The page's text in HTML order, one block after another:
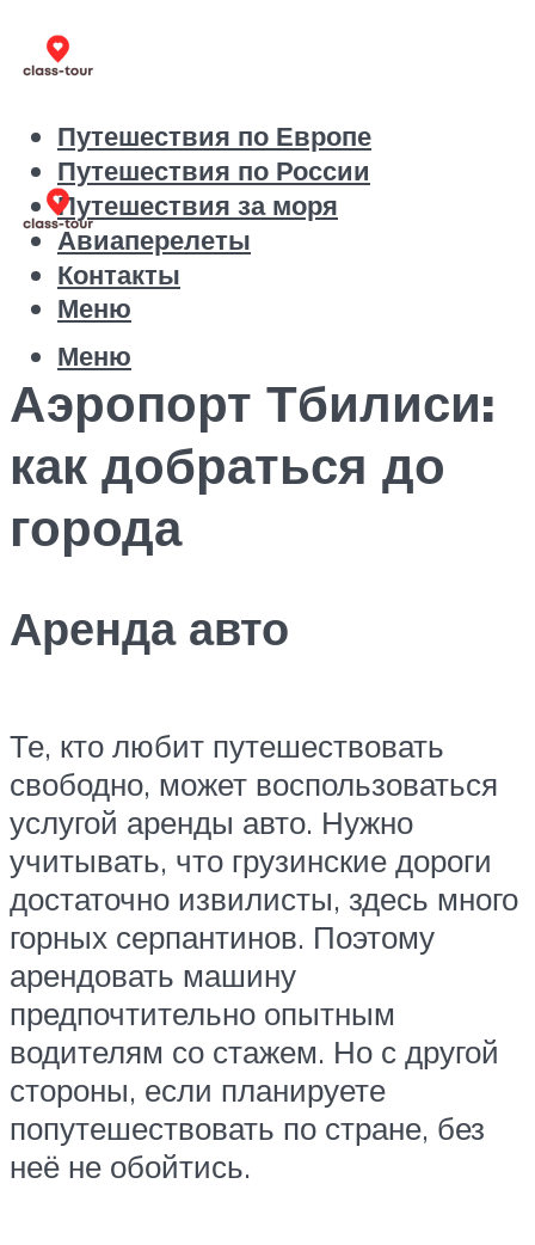
Путешествия по Европе
Путешествия по России
Путешествия за моря
Авиаперелеты
Контакты
Меню
Меню
Аэропорт Тбилиси:
как добраться до
города
Аренда авто
Те, кто любит путешествовать
свободно, может воспользоваться
услугой аренды авто. Нужно
учитывать, что грузинские дороги
достаточно извилисты, здесь много
горных серпантинов. Поэтому
арендовать машину
предпочтительно опытным
водителям со стажем. Но с другой
стороны, если планируете
попутешествовать по стране, без
неё не обойтись.